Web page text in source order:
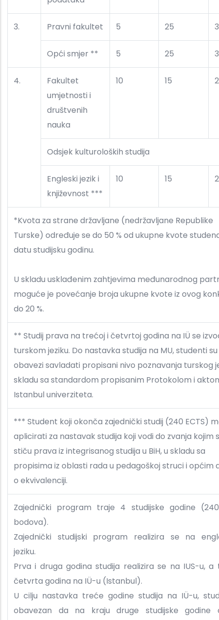
3. Pravni fakultet 5 25
Opći smjer ** 5 25
4.
Fakultet
umjetnosti i
društvenih
nauka
10 15
Odsjek kulturoloških studija
Engleski jezik i
književnost ***
10 15
*Kvota za strane državljane (nedržavljane Republike
Turske) određuje se do 50 % od ukupne kvote
datu studijsku godinu.
U skladu usklađenim zahtjevima međunarodnog
moguće je povećanje broja ukupne kvote iz ovog
do 20 %.
** Studij prava na trećoj i četvrtoj godina na IÜ se
turskom jeziku. Do nastavka studija na MU, studenti su
obavezi savladati propisani nivo poznavanja turskog
skladu sa standardom propisanim Protokolom i
Istanbul univerziteta.
*** Student koji okonča zajednički studij (240 ECTS)
aplicirati za nastavak studija koji vodi do zvanja kojim
stiču prava iz integrisanog studija u BiH, u skladu sa
propisima iz oblasti rada u pedagoškoj struci i općim
o ekvivalenciji.
Zajednički program traje 4 studijske godine (240
bodova).
Zajednički studijski program realizira se na
jeziku.
Prva i druga godina studija realizira se na IUS-u,
četvrta godina na IÜ-u (Istanbul).
U cilju nastavka treće godine studija na IÜ-u,
obavezan da na kraju druge studijske godine